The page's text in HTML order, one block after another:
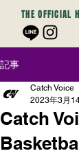
THE OFFICIAL
記事
Catch
Catch Voice
2023年3月